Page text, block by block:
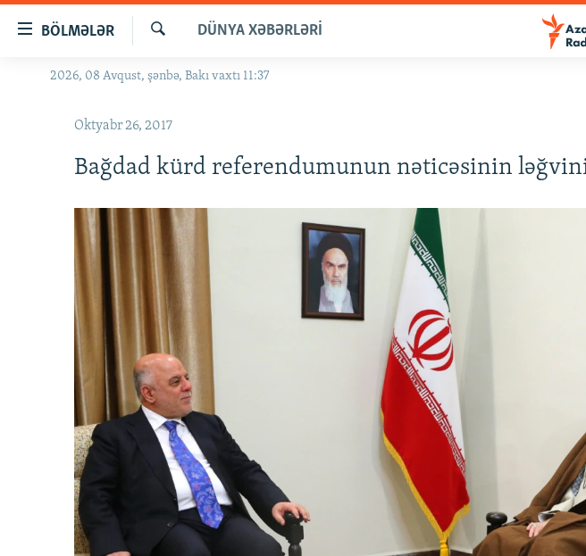
naviqasiyaya
BÖLMƏLƏR
GÜNDƏM
#ƏSLINDƏ
FƏRQƏ BAX
QANUNI DOĞRU
ARAŞDIRMA
MULTIMEDIA
FOTOQALEREYA
İNFOQRAFIKA
KARIKATURA
RADIO ARXIV
AZƏRBAYCAN ƏDƏBIYYATI KITABXANASI
İSLAM VƏ DEMOKRATIYA
İZ - MƏDƏNIYYƏT PROQRAMI
HAQQIMIZDA
MISSIYAMIZ
PEŞƏ ETIKASI VƏ JURNALISTIKA
STANDARTLARIMIZ
MATERIALLARIMIZDAN ISTIFADƏ
AZADLIQRADIOSU MOBIL TELEFONUNUZDA
BIZIMLƏ ƏLAQƏ
Axtar
DÜNYA XƏBƏRLƏRI
2026, 08 Avqust, şənbə, Bakı vaxtı 11:37
Oktyabr 26, 2017
Bağdad kürd referendumunun nəticəsinin